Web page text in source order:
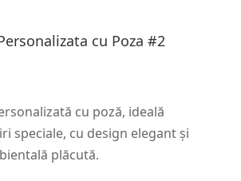
cu Poza #2
cu poză, ideală
speciale, cu design elegant și
plăcută.